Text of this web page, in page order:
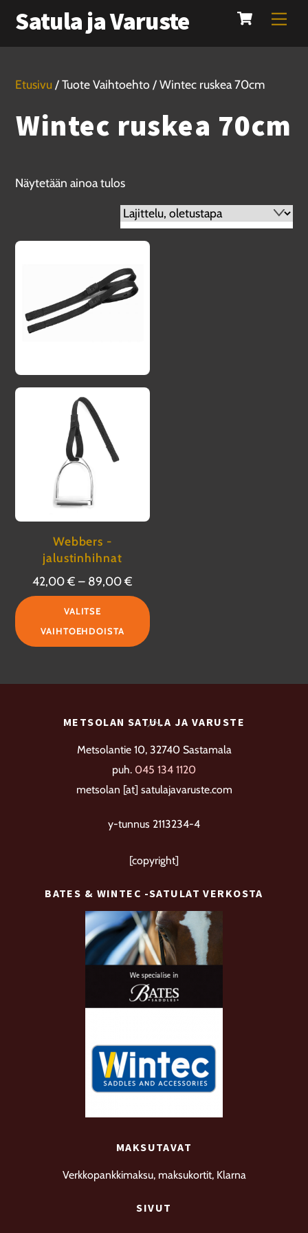
content
Cart
Satula ja Varuste
Etusivu / Tuote Vaihtoehto / Wintec ruskea 70cm
Wintec ruskea 70cm
Näytetään ainoa tulos
Webbers -
jalustinhihnat
42,00€ – 89,00€Hintaluokka:
42,00 €
89,00 €
VALITSE
VAIHTOEHDOISTA
tuotteella
muunnelma.
tehdä
valinnat
tuotteen
sivulla.
Back
METSOLAN SATULA JA VARUSTE
Metsolantie 10, 32740 Sastamala
puh. 045 134 1120
metsolan [at] satulajavaruste.com
y-tunnus 2113234-4
[copyright]
BATES & WINTEC -SATULAT VERKOSTA
MAKSUTAVAT
Verkkopankkimaksu, maksukortit, Klarna
SIVUT